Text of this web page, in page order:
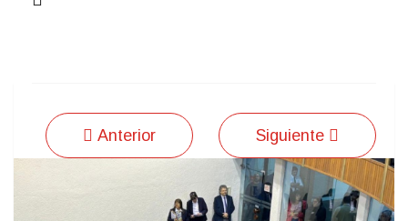
Anterior Siguiente